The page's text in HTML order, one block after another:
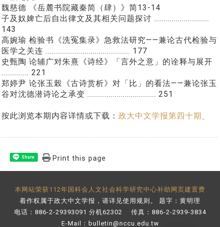
魏慈德 《岳麓书院藏秦简（肆）》简13-14
子及奴婢亡后自出律文及其相关问题探讨 ............................
143
高婉瑜 检验书《洗冤集录》急救法研究——兼论古代检验与
医学之关连 ........................................... 177
史甄陶 论辅广对朱熹《诗经》「言外之意」的诠释与展开
.............. 221
郑婷尹 论张玉榖《古诗赏析》对「比」的看法——兼论张玉
谷对沈德潜诗论之承变 ................................... 251
按此浏览本期内容详情或下载： 政大中文学报第四十期
Share Print this page
本网站荣获112年国科会人文社会科学研究中心补助网页建置费
着作权属于政大中文学报，请详见使用规则 。 题字：黄明理
电话：886-2-29393091 分机62302 传真：886-2-2939-3834
E-Mail： bulletin@nccu.edu.tw